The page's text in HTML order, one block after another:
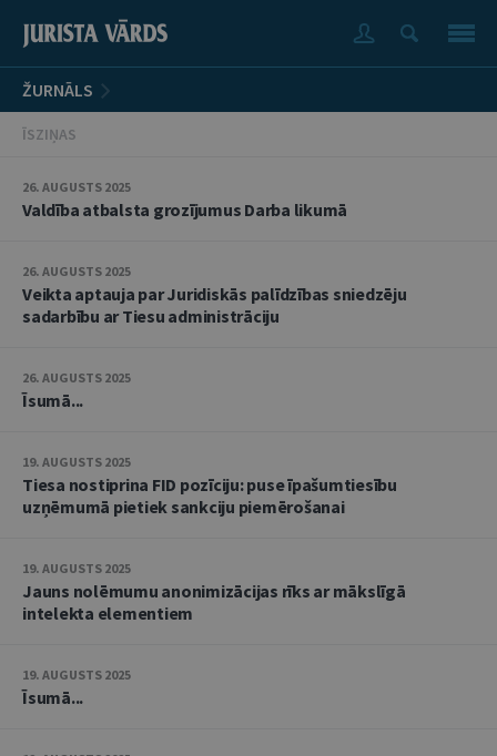
ŽURNĀLS
ĪSZIŅAS
26. AUGUSTS 2025
Valdība atbalsta grozījumus Darba likumā
26. AUGUSTS 2025
Veikta aptauja par Juridiskās palīdzības sniedzēju
sadarbību ar Tiesu administrāciju
26. AUGUSTS 2025
Īsumā...
19. AUGUSTS 2025
Tiesa nostiprina FID pozīciju: puse īpašumtiesību
uzņēmumā pietiek sankciju piemērošanai
19. AUGUSTS 2025
Jauns nolēmumu anonimizācijas rīks ar mākslīgā
intelekta elementiem
19. AUGUSTS 2025
Īsumā...